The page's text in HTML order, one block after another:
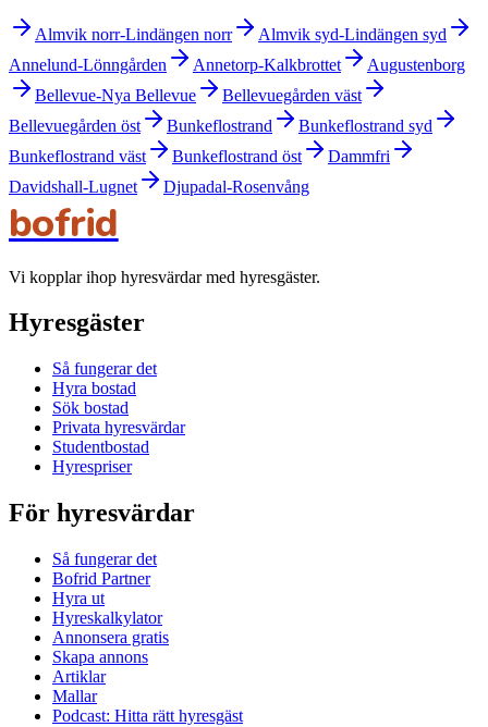
Almvik norr-Lindängen norr
Almvik syd-Lindängen syd
Annelund-Lönngården
Annetorp-Kalkbrottet
Augustenborg
Bellevue-Nya Bellevue
Bellevuegården väst
Bellevuegården öst
Bunkeflostrand
Bunkeflostrand syd
Bunkeflostrand väst
Bunkeflostrand öst
Dammfri
Davidshall-Lugnet
Djupadal-Rosenvång
bofrid
Vi kopplar ihop hyresvärdar med hyresgäster.
Hyresgäster
Så fungerar det
Hyra bostad
Sök bostad
Privata hyresvärdar
Studentbostad
Hyrespriser
För hyresvärdar
Så fungerar det
Bofrid Partner
Hyra ut
Hyreskalkylator
Annonsera gratis
Skapa annons
Artiklar
Mallar
Podcast: Hitta rätt hyresgäst